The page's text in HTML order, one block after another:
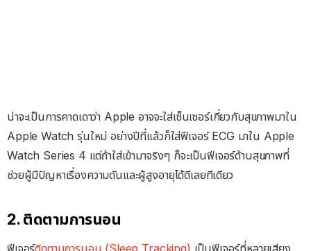
น่าจะเป็นการคาดเดาว่า Apple อาจจะใส่เซ็นเซอร์เกี่ยวกับสุขภาพมาใน
Apple Watch รุ่นใหม่ อย่างปีที่แล้วก็ใส่ฟีเจอร์ ECG มาใน Apple
Watch Series 4 แต่ถ้าใส่เข้ามาจริงๆ ก็จะเป็นฟีเจอร์ด้านสุขภาพที่
ช่วยผู้มีปัญหาเรื่องความดันและผู้สูงอายุได้ดีเลยทีเดียว
2. ติดตามการนอน
ฟีเจอร์ติดตามการนอน (Sleep Tracking) เป็นฟีเจอร์ที่หลายเสียง